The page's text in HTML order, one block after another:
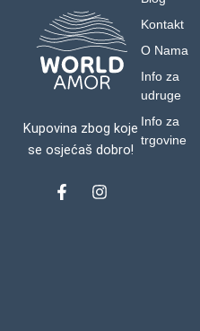
Kupovina zbog koje
se osjećaš dobro!
F
a
I
Kontakt
O Nama
Info za
udruge
Info za
trgovine